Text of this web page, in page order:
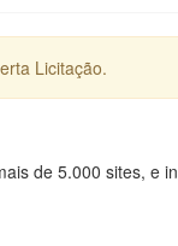
Licitação.
de 5.000 sites, e